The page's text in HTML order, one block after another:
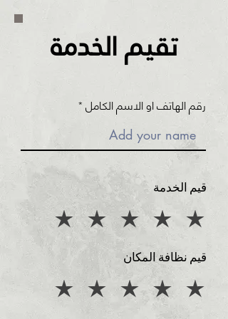
تقيم الخدمة
رقم الهاتف او الاسم الكامل
قيم الخدمة
قيم نظافة المكان